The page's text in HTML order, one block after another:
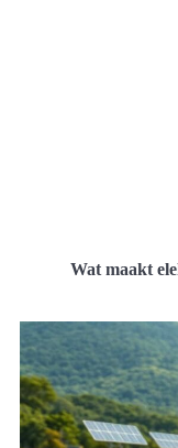
Wat maakt